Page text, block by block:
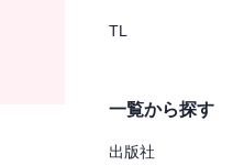
TL
一覧から探す
出版社